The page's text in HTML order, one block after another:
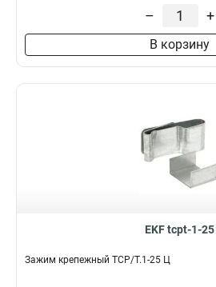
– +
В корзину
EKF tcpt-1-25
Зажим крепежный ТСР/Т.1-25 Ц